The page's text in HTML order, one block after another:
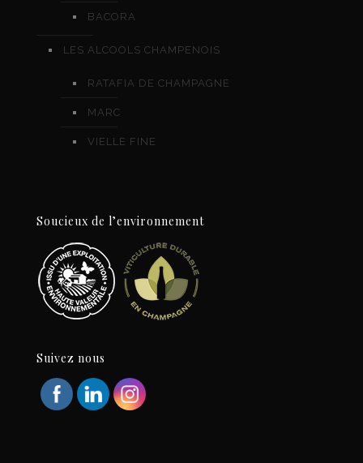
BACORA
LES ALCOOLS CHAMPENOIS
RATAFIA DE CHAMPAGNE
MARC
VIELLE FINE
Soucieux de l’environnement
Suivez nous